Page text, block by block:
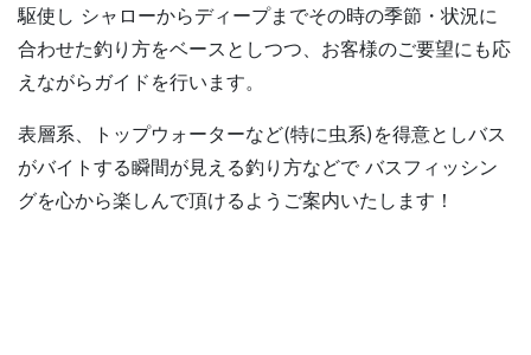
駆使し シャローからディープまでその時の季節・状況に
合わせた釣り方をベースとしつつ、お客様のご要望にも応
えながらガイドを行います。
表層系、トップウォーターなど(特に虫系)を得意としバス
がバイトする瞬間が見える釣り方などで バスフィッシン
グを心から楽しんで頂けるようご案内いたします！